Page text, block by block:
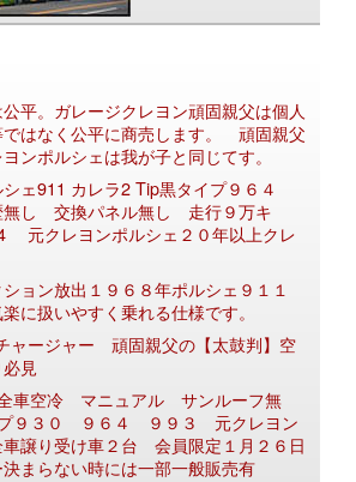
平。ガレージクレヨン頑固親父は個人
はなく公平に商売します。 頑固親父
ンポルシェは我が子と同じてす。
シェ911 カレラ2 Tip黒タイプ９６４
し 交換パネル無し 走行９万キ
クレヨンポルシェ２０年以上クレ
ョン放出１９６８年ポルシェ９１１
扱いやすく乗れる仕様です。
ャージャー 頑固親父の【太鼓判】空
見
車空冷 マニュアル サンルーフ無
９３０ ９６４ ９９３ 元クレヨン
譲り受け車２台 会員限定１月２６日
まらない時には一部一般販売有